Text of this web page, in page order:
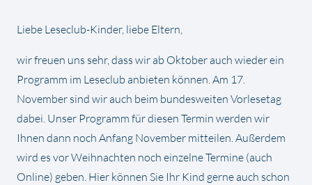
Liebe Leseclub-Kinder, liebe Eltern,
wir freuen uns sehr, dass wir ab Oktober auch wieder ein
Programm im Leseclub anbieten können. Am 17.
November sind wir auch beim bundesweiten Vorlesetag
dabei. Unser Programm für diesen Termin werden wir
Ihnen dann noch Anfang November mitteilen. Außerdem
wird es vor Weihnachten noch einzelne Termine (auch
Online) geben. Hier können Sie Ihr Kind gerne auch schon